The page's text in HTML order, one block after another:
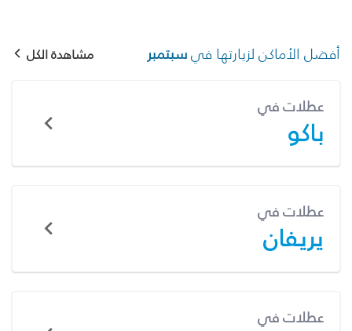
أفضل الأماكن لزيارتها فيسبتمبر مشاهدة الكل
عطلات في
باكو
عطلات في
يريفان
عطلات في